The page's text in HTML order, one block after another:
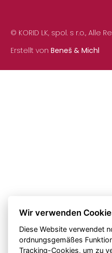
© KORID LK, spol. s r.o., Alle
Erstellt von Beneš & Michl
Wir verwenden
Diese Website verwendet
ordnungsgemäßes
Tracking-Cookies, um zu